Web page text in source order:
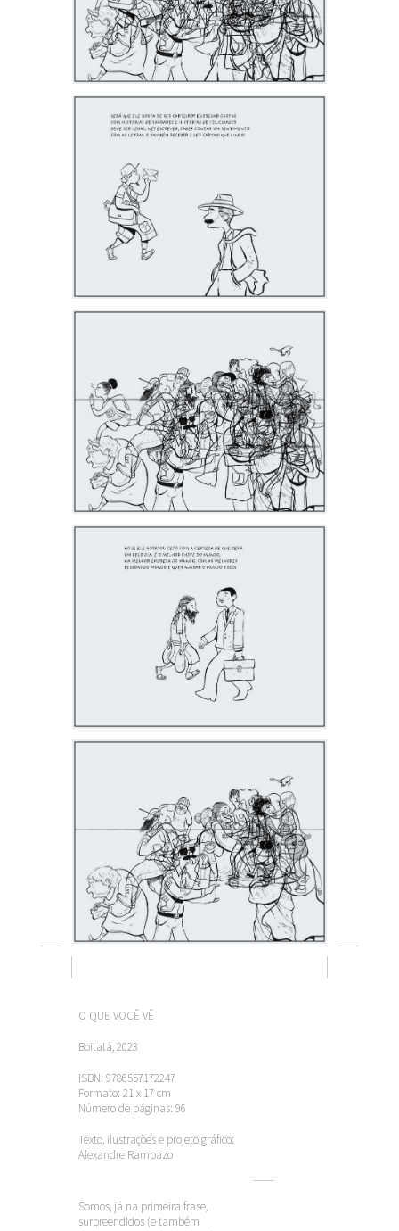
O QUE VOCÊ VÊ
Boitatá, 2023
ISBN: 9786557172247
Formato: 21 x 17 cm
Número de páginas: 96
Texto, ilustrações e projeto gráfico:
Alexandre Rampazo
Somos, já na primeira frase,
surpreendidos (e também